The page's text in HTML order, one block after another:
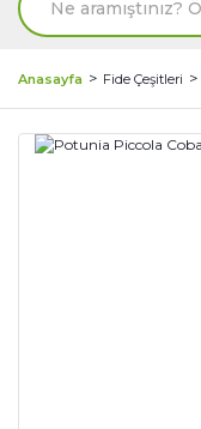
Anasayfa Fide Çeşitleri